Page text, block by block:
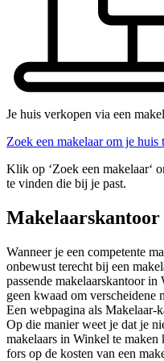
Je huis verkopen via een
Zoek een makelaar om je huis
Klik op ‘Zoek een makelaar‘
te vinden die bij je past.
Wanneer je een competente
onbewust terecht bij een
passende makelaarskantoor
geen kwaad om verscheidene
Een webpagina als Makelaar-
Op die manier weet je dat je
makelaars in Winkel te maken
fors op de kosten van een